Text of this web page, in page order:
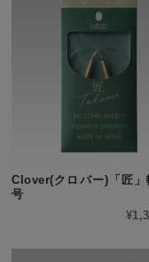
Clover(クロバー)「匠」
号